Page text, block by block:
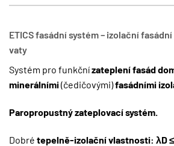
ETICS fasádní systém – izolační
vaty
Systém pro funkčnízateplení fasád
minerálními(čedičovými)fasádními
Paropropustnýzateplovací systém.
Dobré tepelně-izolační vlastnosti: λD ≤